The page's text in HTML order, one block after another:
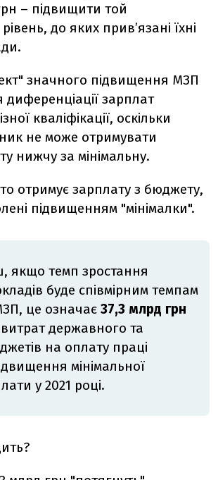
– підвищити той
до яких прив’язані їхні
значного підвищення МЗП
зарплат
кваліфікації, оскільки
не може отримувати
нижчу за мінімальну.
отримує зарплату з бюджету,
підвищенням "мінімалки".
якщо темп зростання
буде співмірним темпам
це означає 37,3 млрд грн
державного та
на оплату праці
мінімальної
у 2021 році.